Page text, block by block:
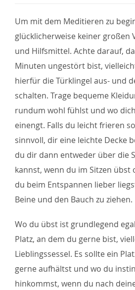
Um mit dem Meditieren zu
glücklicherweise keiner großen
und Hilfsmittel. Achte darauf,
Minuten ungestört bist,
hierfür die Türklingel aus- und
schalten. Trage bequeme
rundum wohl fühlst und wo
einengt. Falls du leicht frieren
sinnvoll, dir eine leichte Decke
du dir dann entweder über die
kannst, wenn du im Sitzen übst
du beim Entspannen lieber
Beine und den Bauch zu ziehen.
Wo du übst ist grundlegend
Platz, an dem du gerne bist,
Lieblingssessel. Es sollte ein
gerne aufhältst und wo du
hinkommst, wenn du nach